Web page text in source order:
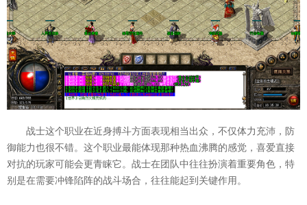
战士这个职业在近身搏斗方面表现相当出众，不仅体力充沛，防
御能力也很不错。这个职业最能体现那种热血沸腾的感觉，喜爱直接
对抗的玩家可能会更青睐它。战士在团队中往往扮演着重要角色，特
别是在需要冲锋陷阵的战斗场合，往往能起到关键作用。